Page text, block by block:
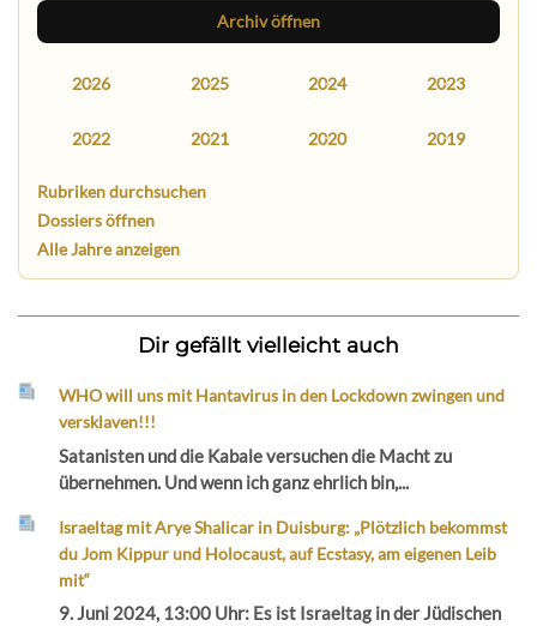
Archiv öffnen
2026 2025 2024 2023
2022 2021 2020 2019
Rubriken durchsuchen
Dossiers öffnen
Alle Jahre anzeigen
Dir gefällt vielleicht auch
WHO will uns mit Hantavirus in den Lockdown zwingen und
versklaven!!!
Satanisten und die Kabale versuchen die Macht zu
übernehmen. Und wenn ich ganz ehrlich bin,...
Israeltag mit Arye Shalicar in Duisburg: „Plötzlich bekommst
du Jom Kippur und Holocaust, auf Ecstasy, am eigenen Leib
mit“
9. Juni 2024, 13:00 Uhr: Es ist Israeltag in der Jüdischen